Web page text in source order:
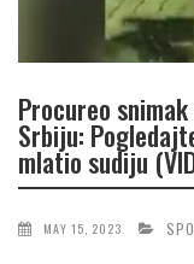
Procureo
Srbiju:
mlatio sudiju
MAY 15, 2023